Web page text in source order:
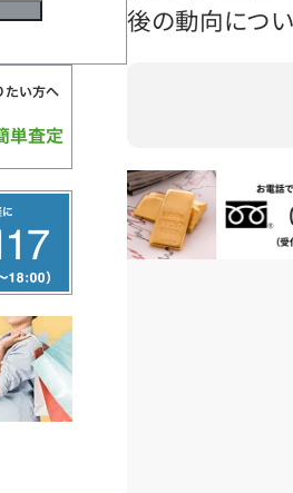
後の動向につ
お電話問い